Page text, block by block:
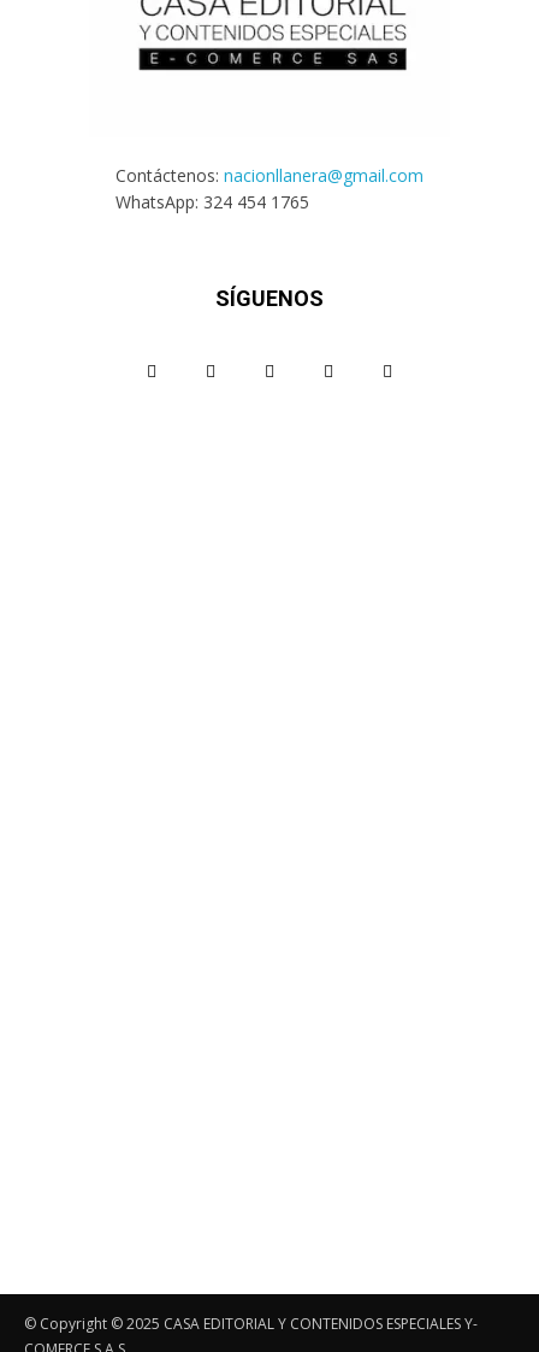
Contáctenos: nacionllanera@gmail.com
WhatsApp: 324 454 1765
SÍGUENOS
© Copyright ©️ 2025 CASA EDITORIAL Y CONTENIDOS ESPECIALES Y-